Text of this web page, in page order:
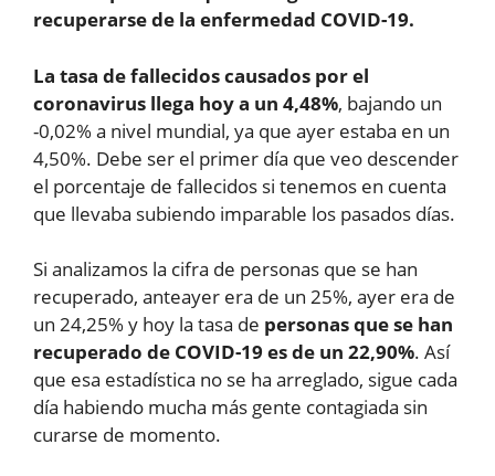
recuperarse de la enfermedad COVID-19.
La tasa de fallecidos causados por el
coronavirus llega hoy a un 4,48%, bajando un
-0,02% a nivel mundial, ya que ayer estaba en un
4,50%. Debe ser el primer día que veo descender
el porcentaje de fallecidos si tenemos en cuenta
que llevaba subiendo imparable los pasados días.
Si analizamos la cifra de personas que se han
recuperado, anteayer era de un 25%, ayer era de
un 24,25% y hoy la tasa de personas que se han
recuperado de COVID-19 es de un 22,90%. Así
que esa estadística no se ha arreglado, sigue cada
día habiendo mucha más gente contagiada sin
curarse de momento.